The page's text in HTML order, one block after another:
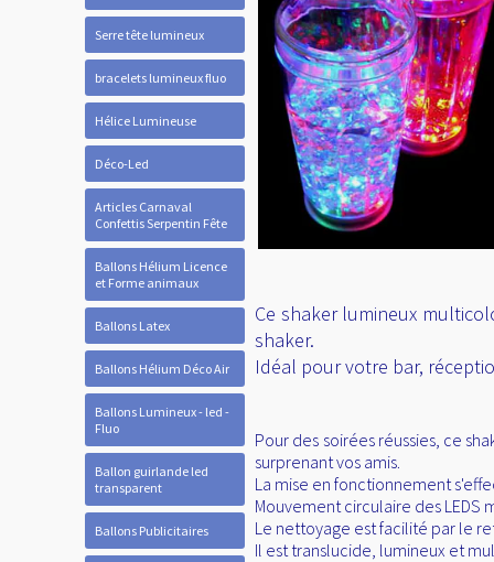
Serre tête lumineux
bracelets lumineux fluo
Hélice Lumineuse
Déco-Led
Articles Carnaval
Confettis Serpentin Fête
Ballons Hélium Licence
et Forme animaux
Ballons Latex
Ballons Hélium Déco Air
Ballons Lumineux - led -
Fluo
Ballon guirlande led
transparent
Ballons Publicitaires
Ce shaker lumineux
shaker.
Idéal pour votre bar,
Pour des soirées réussies, ce
surprenant vos amis.
La mise en fonctionnement
Mouvement circulaire des
Le nettoyage est facilité par le
Il est translucide, lumineux et